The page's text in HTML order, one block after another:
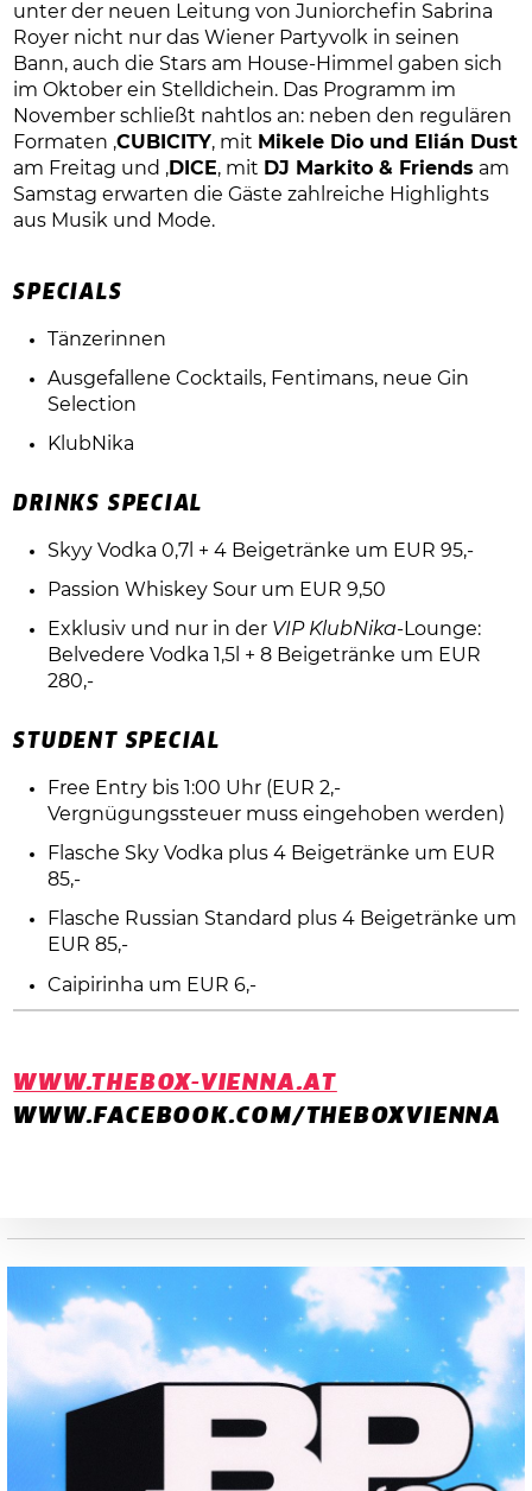
unter der neuen Leitung von Juniorchefin Sabrina
Royer nicht nur das Wiener Partyvolk in seinen
Bann, auch die Stars am House-Himmel gaben sich
im Oktober ein Stelldichein. Das Programm im
November schließt nahtlos an: neben den regulären
Formaten ‚CUBICITY‚ mit Mikele Dio und Elián Dust
am Freitag und ‚ DICE‚ mit DJ Markito & Friends am
Samstag erwarten die Gäste zahlreiche Highlights
aus Musik und Mode.
SPECIALS
Tänzerinnen
Ausgefallene Cocktails, Fentimans, neue Gin
Selection
KlubNika
DRINKS SPECIAL
Skyy Vodka 0,7l + 4 Beigetränke um EUR 95,-
Passion Whiskey Sour um EUR 9,50
Exklusiv und nur in der VIP KlubNika-Lounge:
Belvedere Vodka 1,5l + 8 Beigetränke um EUR
280,-
STUDENT SPECIAL
Free Entry bis 1:00 Uhr (EUR 2,-
Vergnügungssteuer muss eingehoben werden)
Flasche Sky Vodka plus 4 Beigetränke um EUR
85,-
Flasche Russian Standard plus 4 Beigetränke um
EUR 85,-
Caipirinha um EUR 6,-
WWW.THEBOX-VIENNA.AT
WWW.FACEBOOK.COM/THEBOXVIENNA